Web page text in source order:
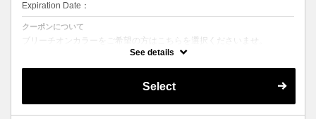
Expiration Date：
クーポンについて
ブリーチオンカラーをご希望の方はこちらを選択くださいませ。
イクロバブルシャンプー込み
で、料金が前後する場合がございます。
現できない場合がございます。
●髪の長さにより別途ロング料金を頂戴いたします。
See details
Select